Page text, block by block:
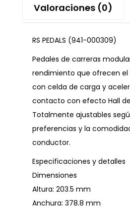
Valoraciones (0)
RS PEDALS (941-000309)
Pedales de carreras
rendimiento que ofrecen
con celda de carga y
contacto con efecto Hall
Totalmente ajustables
preferencias y la
conductor.
Especificaciones y detalles
Dimensiones
Altura: 203.5 mm
Anchura: 378.8 mm